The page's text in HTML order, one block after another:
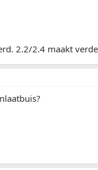
2.2/2.4 maakt